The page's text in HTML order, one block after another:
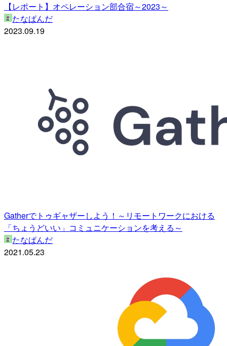
【レポート】オペレーション部合宿～2023～
たなぱんだ
2023.09.19
Gatherでトゥギャザーしよう！～リモートワークにおける
「ちょうどいい」コミュニケーションを考える～
たなぱんだ
2021.05.23